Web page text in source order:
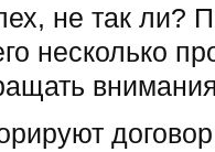
не так ли?
несколько